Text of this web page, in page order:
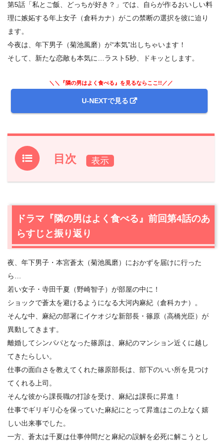
第5話「私とご飯、どっちが好き？」では、自らが作るおいしい料
理に嫉妬する年上女子（倉科カナ）がこの禁断の選択を彼に迫り
ます。
今夜は、年下男子（菊池風磨）が“本気”出しちゃいます！
そして、新たな恋敵も本気に…ラスト5秒、ドキッとします。
＼＼『隣の男はよく食べる』を見るならここ!!／／
U-NEXTで見る
目次
1.ドラマ『隣の男はよく食べる』前回第4話のあらすじと振
【ネタバレあり】ドラマ『隣の男はよく食べる』第5話
あらすじと感想
2.1
年下の彼（菊池風磨）による甘い告白の直後に…彼女
2.2私とご飯、どっちが好き？って聞けなくて…
ナ）の1日。
2.4私ってちょうどいい？
2.5好みを知りたがる千夏（野崎智子）と優しい上司の篠
原（高橋光臣）
2.6
年下の彼（菊池風磨）が本気を見せた夜に！あの子も
3.ドラマ『隣の男はよく食べる』の次回に期待するもの
ドラマ『隣の男はよく食べる』前回第4話のあ
らすじと振り返り
夜、年下男子・本宮蒼太（菊池風磨）におかずを届けに行った
ら…
若い女子・寺田千夏（野崎智子）が部屋の中に！
ショックで蒼太を避けるようになる大河内麻紀（倉科カナ）。
そんな中、麻紀の部署にイケオジな新部長・篠原（高橋光臣）が
異動してきます。
離婚してシンパパとなった篠原は、麻紀のマンション近くに越し
てきたらしい。
仕事の面白さを教えてくれた篠原部長は、部下のいい所を見つけ
てくれる上司。
そんな彼から課長職の打診を受け、麻紀は課長に昇進！
仕事でギリギリ心を保っていた麻紀にとって昇進はこの上なく嬉
しい出来事でした。
一方、蒼太は千夏は仕事仲間だと麻紀の誤解を必死に解こうとし